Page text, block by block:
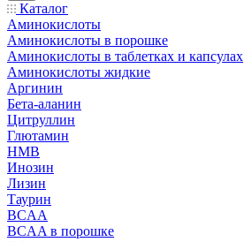
Каталог
Аминокислоты
Аминокислоты в порошке
Аминокислоты в таблетках и капсулах
Аминокислоты жидкие
Аргинин
Бета-аланин
Цитруллин
Глютамин
HMB
Инозин
Лизин
Таурин
BCAA
BCAA в порошке